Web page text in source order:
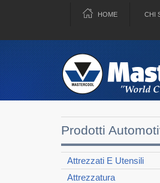
HOME CHI
Prodotti
Attrezzati E Utensili
Attrezzatura